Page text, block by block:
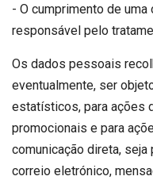
- O cumprimento de
responsável pelo
Os dados pessoais
eventualmente, ser
estatísticos, para ações
promocionais e para
comunicação direta,
correio eletrónico,